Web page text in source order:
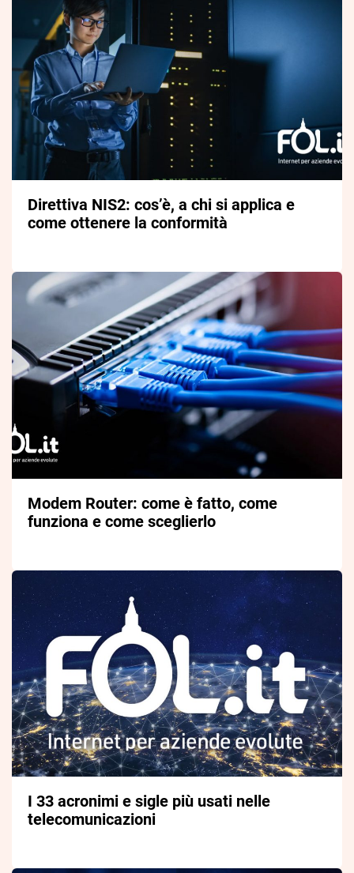
Direttiva NIS2: cos’è, a chi si applica e
come ottenere la conformità
Modem Router: come è fatto, come
funziona e come sceglierlo
I 33 acronimi e sigle più usati nelle
telecomunicazioni